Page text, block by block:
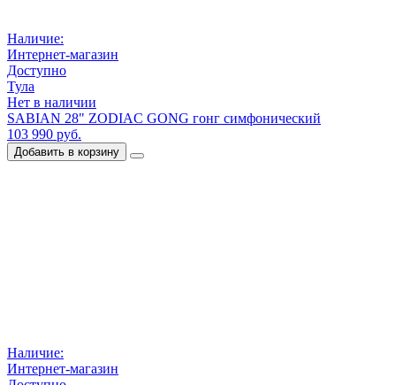
Наличие:
Интернет-магазин
Доступно
Тула
Нет в наличии
SABIAN 28" ZODIAC GONG гонг симфонический
103 990 руб.
Добавить в корзину
Наличие:
Интернет-магазин